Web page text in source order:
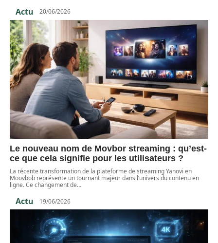
Actu 20/06/2026
Le nouveau nom de Movbor streaming : qu’est-
ce que cela signifie pour les utilisateurs ?
La récente transformation de la plateforme de streaming Yanovi en
Moovbob représente un tournant majeur dans l’univers du contenu en
ligne. Ce changement de…
Actu 19/06/2026